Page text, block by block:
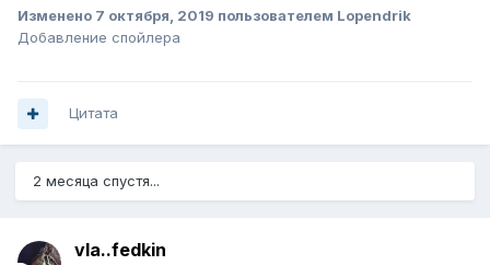
Изменено 7 октября, 2019 пользователем Lopendrik
Добавление спойлера
Цитата
2 месяца спустя...
vla..fedkin